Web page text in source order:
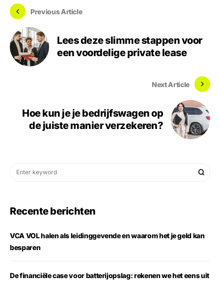
Previous Article
Lees deze slimme stappen voor
een voordelige private lease
Next Article
Hoe kun je je bedrijfswagen op
de juiste manier verzekeren?
Recente berichten
VCA VOL halen als leidinggevende en waarom het je geld kan
besparen
De financiële case voor batterijopslag: rekenen we het eens uit